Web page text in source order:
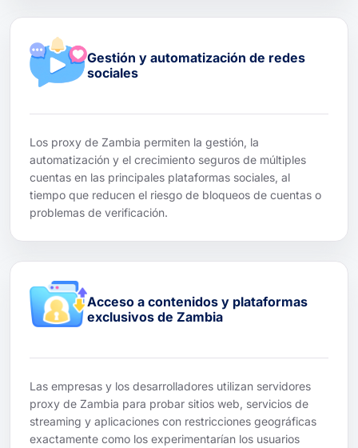
Gestión y automatización de redes
sociales
Los proxy de Zambia permiten la gestión, la
automatización y el crecimiento seguros de múltiples
cuentas en las principales plataformas sociales, al
tiempo que reducen el riesgo de bloqueos de cuentas o
problemas de verificación.
Acceso a contenidos y plataformas
exclusivos de Zambia
Las empresas y los desarrolladores utilizan servidores
proxy de Zambia para probar sitios web, servicios de
streaming y aplicaciones con restricciones geográficas
exactamente como los experimentarían los usuarios